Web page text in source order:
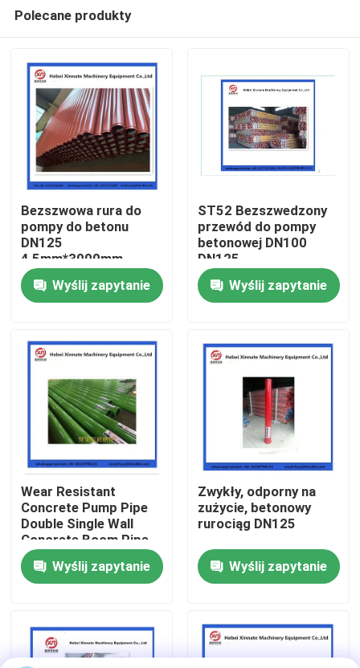
Produkty
Filmy
O nas
Wycieczka po fabryce
Kontrola jakości
Skontaktuj się z nami
Poprosić o wycenę
Części pomp betonowych Schwing
Polecane produkty
Bezszwowa rura do
pompy do betonu
DN125
4,5mm*3000mm
Wyślij zapytanie
ST52 Bezszwedzony
przewód do pompy
betonowej DN100
DN125
Wyślij zapytanie
Wear Resistant
Concrete Pump Pipe
Double Single Wall
Concrete Boom Pipe
Wyślij zapytanie
Zwykły, odporny na
zużycie, betonowy
rurociąg DN125
Wyślij zapytanie